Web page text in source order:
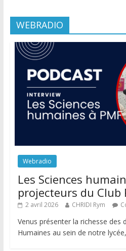
WEBRADIO
Webradio
Les Sciences
projecteurs du Club
2 avril 2026 CHRIDI Rym
Venus présenter la richesse des
Humaines au sein de notre